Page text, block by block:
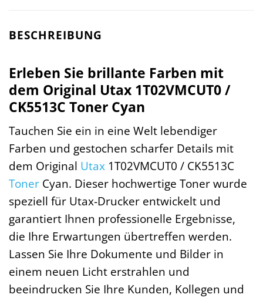
BESCHREIBUNG
Erleben Sie brillante Farben mit
dem Original Utax 1T02VMCUT0 /
CK5513C Toner Cyan
Tauchen Sie ein in eine Welt lebendiger
Farben und gestochen scharfer Details mit
dem Original Utax 1T02VMCUT0 / CK5513C
Toner Cyan. Dieser hochwertige Toner wurde
speziell für Utax-Drucker entwickelt und
garantiert Ihnen professionelle Ergebnisse,
die Ihre Erwartungen übertreffen werden.
Lassen Sie Ihre Dokumente und Bilder in
einem neuen Licht erstrahlen und
beeindrucken Sie Ihre Kunden, Kollegen und